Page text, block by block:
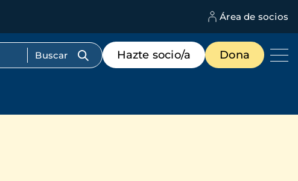
Área de socios
Menú
de
destacados
Hazte socio/a Dona